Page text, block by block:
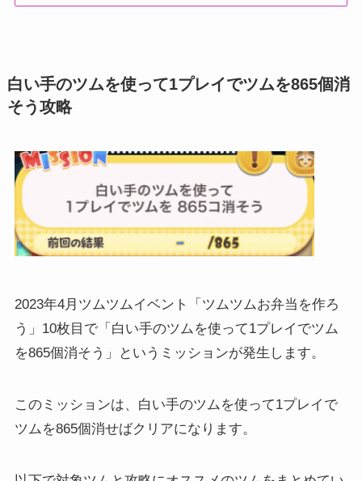
白い手のツムを使って1プレイでツムを865個消
そう攻略
2023年4月ツムツムイベント「ツムツムお弁当を作ろ
う」10枚目で「白い手のツムを使って1プレイでツム
を865個消そう」というミッションが発生します。
このミッションは、白い手のツムを使って1プレイで
ツムを865個消せばクリアになります。